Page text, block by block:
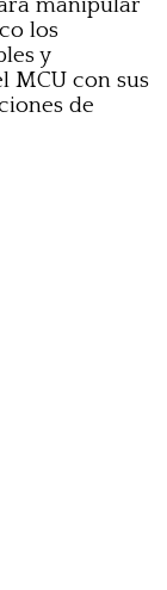
manipular
los
y
MCU con sus
de